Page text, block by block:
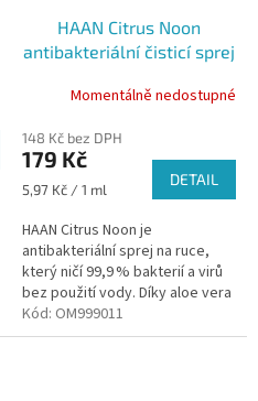
HAAN Citrus Noon
antibakteriální čisticí sprej
Momentálně nedostupné
148 Kč bez DPH
179 Kč
Měrná
5,97 Kč / 1 ml
DETAIL
HAAN Citrus Noon je
antibakteriální sprej na ruce,
který ničí 99,9 % bakterií a virů
bez použití vody. Díky aloe vera
hydratuje pokožku, voní svěže
po citrónu a je ideální na...
Kód: OM999011